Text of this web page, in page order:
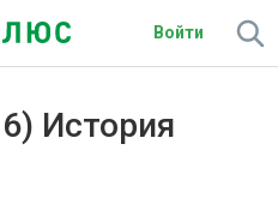
Войти
История